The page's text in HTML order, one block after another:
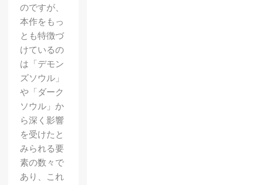
のですが、
本作をもっ
とも特徴づ
けているの
は「デモン
ズソウル」
や「ダーク
ソウル」か
ら深く影響
を受けたと
みられる要
素の数々で
あり、これ